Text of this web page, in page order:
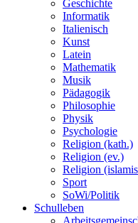
Geschichte
Informatik
Italienisch
Kunst
Latein
Mathematik
Musik
Pädagogik
Philosophie
Physik
Psychologie
Religion (kath.)
Religion (ev.)
Religion
Sport
SoWi/Politik
Schulleben